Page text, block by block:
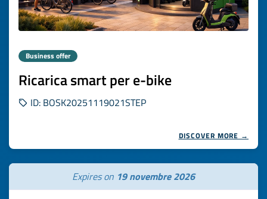
Business offer
Ricarica smart per e-bike
ID: BOSK20251119021STEP
DISCOVER MORE →
Expires on 19 novembre 2026